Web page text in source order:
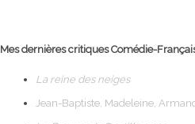
Mes dernières critiques Comédie-
La reine des neiges
Jean-Baptiste, Madeleine,